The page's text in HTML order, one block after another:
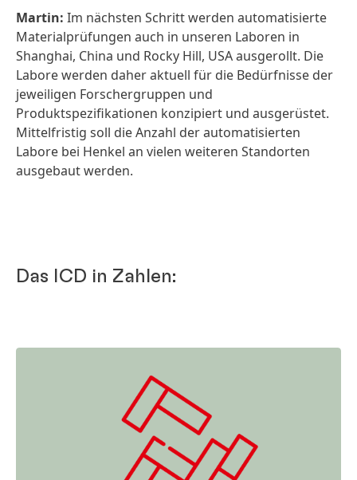
Martin: Im nächsten Schritt werden automatisierte
Materialprüfungen auch in unseren Laboren in
Shanghai, China und Rocky Hill, USA ausgerollt. Die
Labore werden daher aktuell für die Bedürfnisse der
jeweiligen Forschergruppen und
Produktspezifikationen konzipiert und ausgerüstet.
Mittelfristig soll die Anzahl der automatisierten
Labore bei Henkel an vielen weiteren Standorten
ausgebaut werden.
Das ICD in Zahlen: